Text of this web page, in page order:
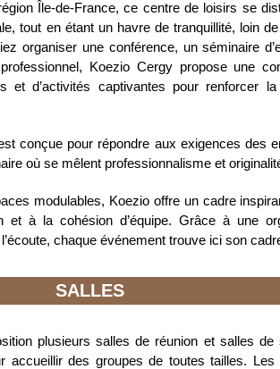
Île-de-France, ce centre de loisirs se
tout en étant un havre de tranquillité, loin de
organiser une conférence, un séminaire
Koezio Cergy propose une
et d’activités captivantes pour renforcer
conçue pour répondre aux exigences des
où se mêlent professionnalisme et
modulables, Koezio offre un cadre
et à la cohésion d’équipe. Grâce à une
chaque événement trouve ici son
SALLES
plusieurs salles de réunion et salles de
accueillir des groupes de toutes tailles. Les